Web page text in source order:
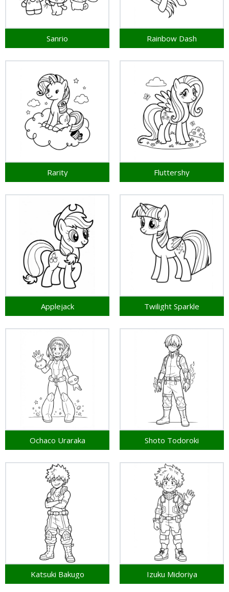
Sanrio Rainbow Dash
Rarity Fluttershy
Applejack Twilight Sparkle
Ochaco Uraraka Shoto Todoroki
Katsuki Bakugo Izuku Midoriya